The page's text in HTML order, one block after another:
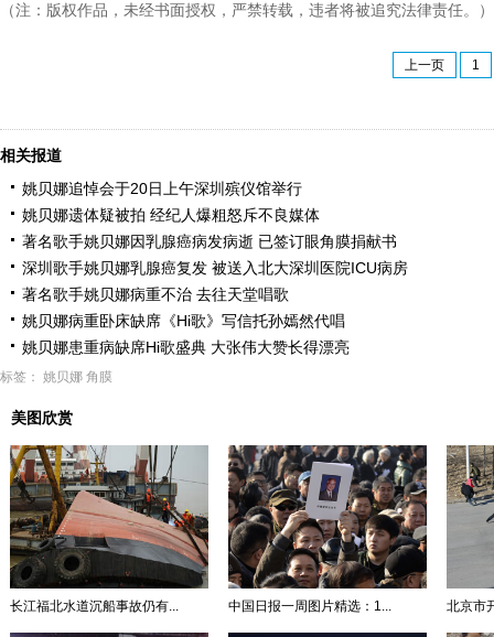
（注：版权作品，未经书面授权，严禁转载，违者将被追究法律责任。）
上一页 1
相关报道
姚贝娜追悼会于20日上午深圳殡仪馆举行
姚贝娜遗体疑被拍 经纪人爆粗怒斥不良媒体
著名歌手姚贝娜因乳腺癌病发病逝 已签订眼角膜捐献书
深圳歌手姚贝娜乳腺癌复发 被送入北大深圳医院ICU病房
著名歌手姚贝娜病重不治 去往天堂唱歌
姚贝娜病重卧床缺席《Hi歌》写信托孙嫣然代唱
姚贝娜患重病缺席Hi歌盛典 大张伟大赞长得漂亮
标签： 姚贝娜 角膜
美图欣赏
长江福北水道沉船事故仍有... 中国日报一周图片精选：1... 北京市